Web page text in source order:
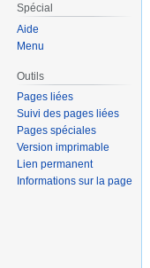
Spécial
Aide
Menu
Outils
Pages liées
Suivi des pages liées
Pages spéciales
Version imprimable
Lien permanent
Informations sur la page